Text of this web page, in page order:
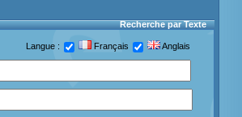
Recherche par Texte
Langue : Français Anglais